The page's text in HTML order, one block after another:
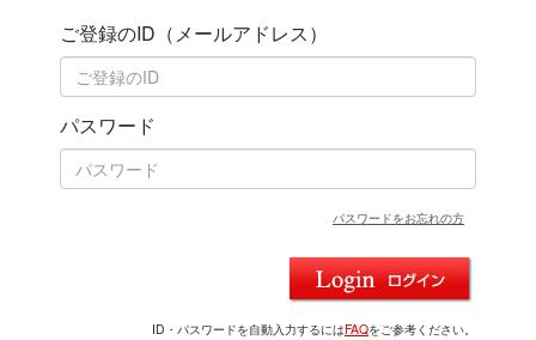
ご登録のID（メールアドレス）
パスワード
パスワードをお忘れの方
ID・パスワードを自動入力するにはFAQをご参考ください。